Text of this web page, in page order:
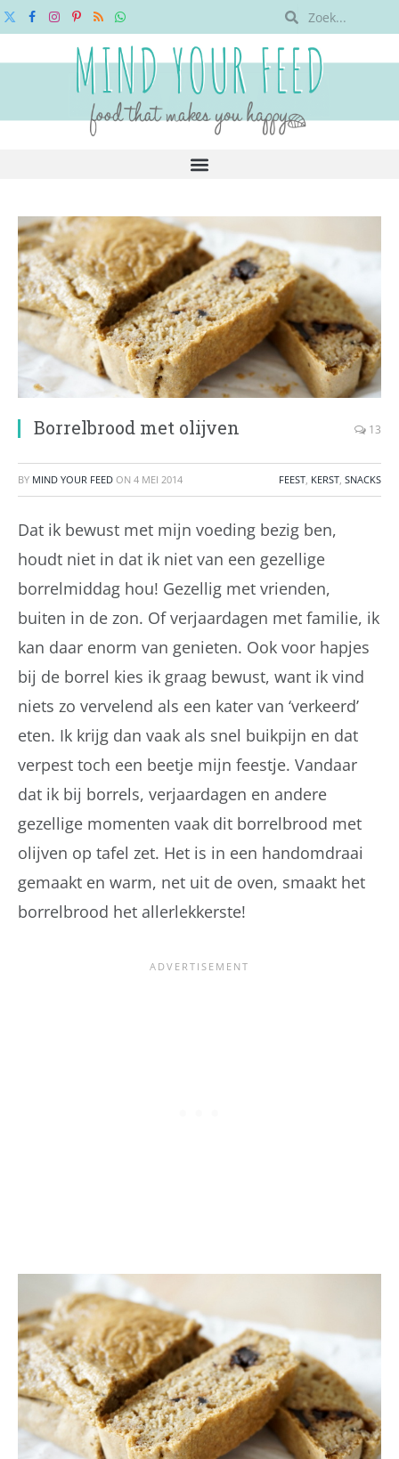
X
FacebookInstagram
Pinterest
RSSWhatsApp
Borrelbrood met olijven 13
BY MIND YOUR FEED ON 4 MEI 2014 FEEST, KERST, SNACKS
Dat ik bewust met mijn voeding bezig ben,
houdt niet in dat ik niet van een gezellige
borrelmiddag hou! Gezellig met vrienden,
buiten in de zon. Of verjaardagen met familie, ik
kan daar enorm van genieten. Ook voor hapjes
bij de borrel kies ik graag bewust, want ik vind
niets zo vervelend als een kater van ‘verkeerd’
eten. Ik krijg dan vaak als snel buikpijn en dat
verpest toch een beetje mijn feestje. Vandaar
dat ik bij borrels, verjaardagen en andere
gezellige momenten vaak dit borrelbrood met
olijven op tafel zet. Het is in een handomdraai
gemaakt en warm, net uit de oven, smaakt het
borrelbrood het allerlekkerste!